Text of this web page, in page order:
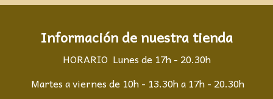
Información de nuestra tienda
HORARIO Lunes de 17h - 20.30h
Martes a viernes de 10h - 13.30h a 17h - 20.30h